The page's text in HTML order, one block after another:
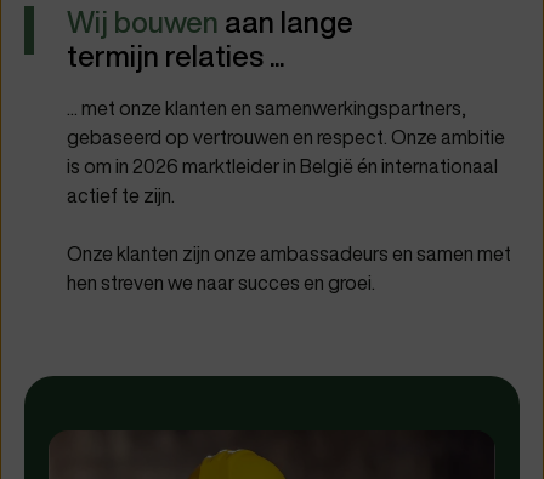
Wij bouwen aan lange
termijn relaties ...
... met onze klanten en samenwerkingspartners,
gebaseerd op vertrouwen en respect. Onze ambitie
is om in 2026 marktleider in België én internationaal
actief te zijn.
Onze klanten zijn onze ambassadeurs en samen met
hen streven we naar succes en groei.